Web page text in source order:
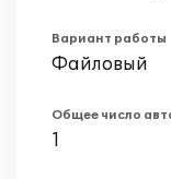
Вариант работы
Файловый
Общее число
1